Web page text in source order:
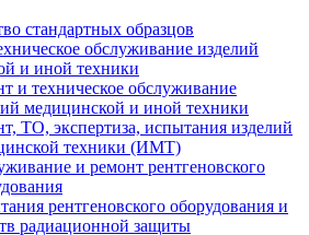
стандартных образцов
обслуживание изделий
и иной техники
и техническое обслуживание
медицинской и иной техники
ТО, экспертиза, испытания изделий
техники (ИМТ)
и ремонт рентгеновского
рентгеновского оборудования и
радиационной защиты